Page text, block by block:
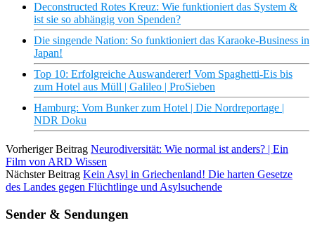
Deconstructed Rotes Kreuz: Wie funktioniert das System &
ist sie so abhängig von Spenden?
Die singende Nation: So funktioniert das Karaoke-Business in
Japan!
Top 10: Erfolgreiche Auswanderer! Vom Spaghetti-Eis bis
zum Hotel aus Müll | Galileo | ProSieben
Hamburg: Vom Bunker zum Hotel | Die Nordreportage |
NDR Doku
Vorheriger Beitrag Neurodiversität: Wie normal ist anders? | Ein
Film von ‪ARD Wissen
Nächster Beitrag Kein Asyl in Griechenland! Die harten Gesetze
des Landes gegen Flüchtlinge und Asylsuchende
Sender & Sendungen